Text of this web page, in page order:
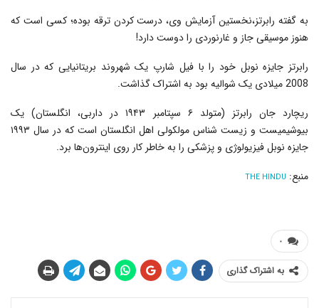
به گفته رابرتز،نخستین آزمایش وی، درست کردن ترقه بوده؛ کسی است که
هنوز موسیقی جاز و غارنوردی را دوست دارد!
رابرتز جایزه نوبل خود را با فیل شارپ یک شهروند بریتانیایی که در سال
2008 میلادی یک شوالیه بود به اشتراک گذاشت.
ریچارد جان رابرتز (متولد ۶ سپتامبر ۱۹۴۳ در داربی، انگلستان) یک
بیوشیمیست و زیست شناس مولکولی اهل انگلستان است که در سال ۱۹۹۳
جایزه نوبل فیزیولوژی و پزشکی را به خاطر کار روی اینترون‌ها برد.
منبع: THE HINDU
۰
به اشتراک گذاری